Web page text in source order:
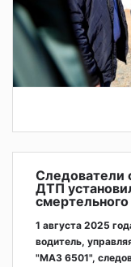
Следователи
ДТП
1 августа 2025
водитель,
"МАЗ 6501",